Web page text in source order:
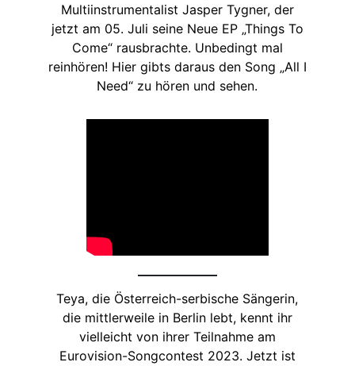
Multiinstrumentalist Jasper Tygner, der
jetzt am 05. Juli seine Neue EP „Things To
Come“ rausbrachte. Unbedingt mal
reinhören! Hier gibts daraus den Song „All I
Need“ zu hören und sehen.
Teya, die Österreich-serbische Sängerin,
die mittlerweile in Berlin lebt, kennt ihr
vielleicht von ihrer Teilnahme am
Eurovision-Songcontest 2023. Jetzt ist